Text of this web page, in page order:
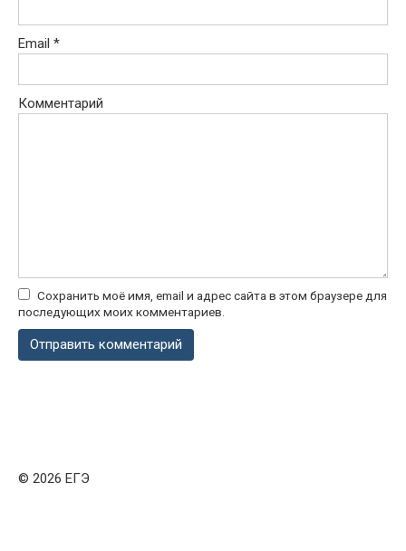
Email *
Комментарий
Сохранить моё имя, email и адрес сайта в этом браузере для
последующих моих комментариев.
© 2026 ЕГЭ